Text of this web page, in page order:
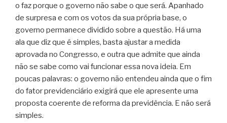
o faz porque o governo não sabe o que será. Apanhado
de surpresa e com os votos da sua própria base, o
governo permanece dividido sobre a questão. Há uma
ala que diz que é simples, basta ajustar a medida
aprovada no Congresso, e outra que admite que ainda
não se sabe como vai funcionar essa nova ideia. Em
poucas palavras: o governo não entendeu ainda que o fim
do fator previdenciário exigirá que ele apresente uma
proposta coerente de reforma da previdência. E não será
simples.